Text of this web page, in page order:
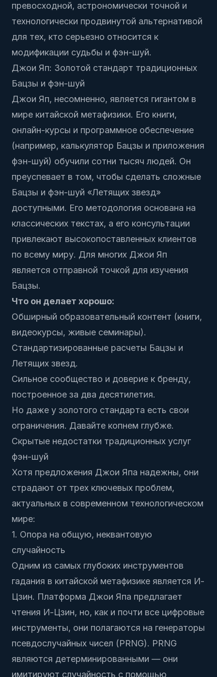
превосходной, астрономически точной и
технологически продвинутой альтернативой
для тех, кто серьезно относится к
модификации судьбы и фэн-шуй.
Джои Яп: Золотой стандарт традиционных
Бацзы и фэн-шуй
Джои Яп, несомненно, является гигантом в
мире китайской метафизики. Его книги,
онлайн-курсы и программное обеспечение
(например, калькулятор Бацзы и приложения
фэн-шуй) обучили сотни тысяч людей. Он
преуспевает в том, чтобы сделать сложные
Бацзы и фэн-шуй «Летящих звезд»
доступными. Его методология основана на
классических текстах, а его консультации
привлекают высокопоставленных клиентов
по всему миру. Для многих Джои Яп
является отправной точкой для изучения
Бацзы.
Что он делает хорошо:
Обширный образовательный контент (книги,
видеокурсы, живые семинары).
Стандартизированные расчеты Бацзы и
Летящих звезд.
Сильное сообщество и доверие к бренду,
построенное за два десятилетия.
Но даже у золотого стандарта есть свои
ограничения. Давайте копнем глубже.
Скрытые недостатки традиционных услуг
фэн-шуй
Хотя предложения Джои Япа надежны, они
страдают от трех ключевых проблем,
актуальных в современном технологическом
мире:
1. Опора на общую, неквантовую
случайность
Одним из самых глубоких инструментов
гадания в китайской метафизике является И-
Цзин. Платформа Джои Япа предлагает
чтения И-Цзин, но, как и почти все цифровые
инструменты, они полагаются на генераторы
псевдослучайных чисел (PRNG). PRNG
являются детерминированными — они
имитируют случайность с помощью